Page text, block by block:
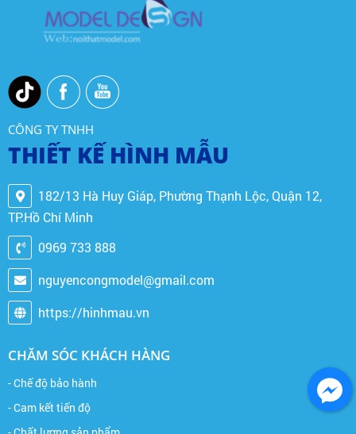
CÔNG TY TNHH
THIẾT KẾ HÌNH MẪU
182/13 Hà Huy Giáp, Phường Thạnh Lộc, Quận 12,
TP.Hồ Chí Minh
0969 733 888
nguyencongmodel@gmail.com
https://hinhmau.vn
CHĂM SÓC KHÁCH HÀNG
- Chế độ bảo hành
- Cam kết tiến độ